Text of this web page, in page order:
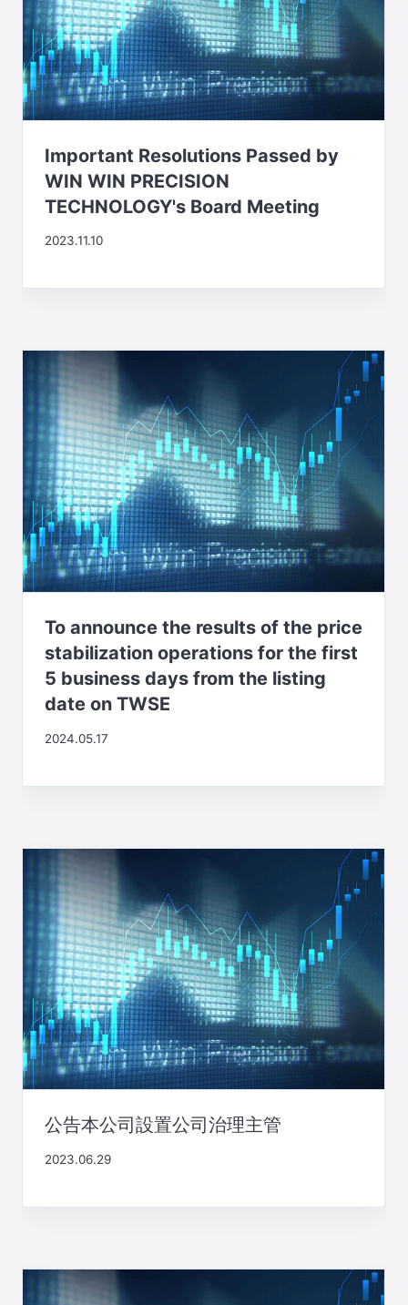
Important Resolutions Passed by
WIN WIN PRECISION
TECHNOLOGY's Board Meeting
2023.11.10
To announce the results of the price
stabilization operations for the first
5 business days from the listing
date on TWSE
2024.05.17
公告本公司設置公司治理主管
2023.06.29